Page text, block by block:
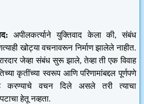
अपीलकर्त्याने युक्तिवाद केला की, संबंध
खोट्या वचनावरून निर्माण झालेले नाहीत.
जेव्हा संबंध सुरू झाले, तेव्हा ती एक विवाह
कृतींच्या स्वरूप आणि परिणामांबद्दल पूर्णपणे
करण्याचे वचन दिले असले तरी त्याचा
हेतू नव्हता.